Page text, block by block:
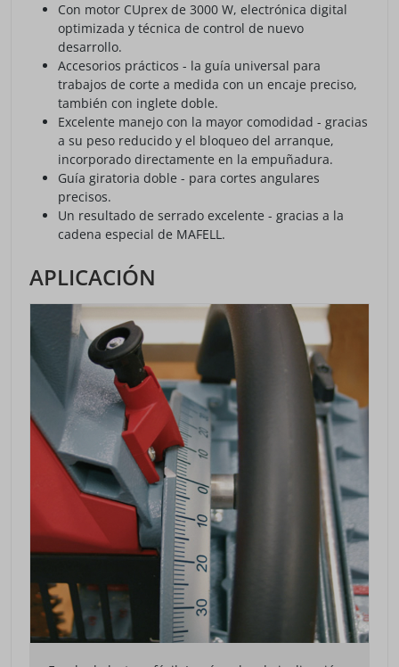
Con motor CUprex de 3000 W, electrónica digital
optimizada y técnica de control de nuevo
desarrollo.
Accesorios prácticos - la guía universal para
trabajos de corte a medida con un encaje preciso,
también con inglete doble.
Excelente manejo con la mayor comodidad - gracias
a su peso reducido y el bloqueo del arranque,
incorporado directamente en la empuñadura.
Guía giratoria doble - para cortes angulares
precisos.
Un resultado de serrado excelente - gracias a la
cadena especial de MAFELL.
APLICACIÓN